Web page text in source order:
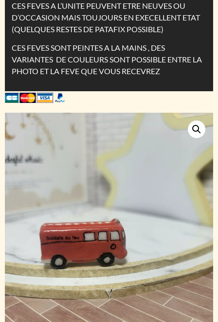
CES FEVES A L’UNITE PEUVENT ETRE NEUVES OU
D’OCCASION MAIS TOUJOURS EN EXECELLENT ETAT
(QUELQUES RESTES DE PATAFIX POSSIBLE)
CES FEVES SONT PEINTES A LA MAINS , DES
VARIANTES DE COULEURS SONT POSSIBLE ENTRE LA
PHOTO ET LA FEVE QUE VOUS RECEVREZ